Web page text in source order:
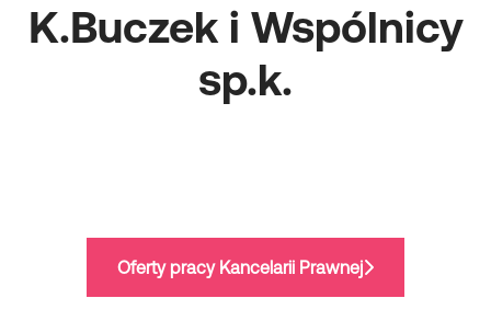
K.Buczek i Wspólnicy
sp.k.
Oferty pracy Kancelarii Prawnej